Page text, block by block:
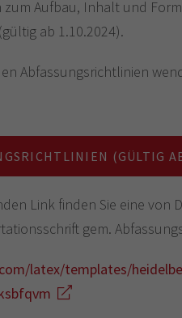
Aufbau, Inhalt und
ab 1.10.2024).
Abfassungsrichtlinien
(GÜLTIG
Link finden Sie eine
gem.
latex/templates/